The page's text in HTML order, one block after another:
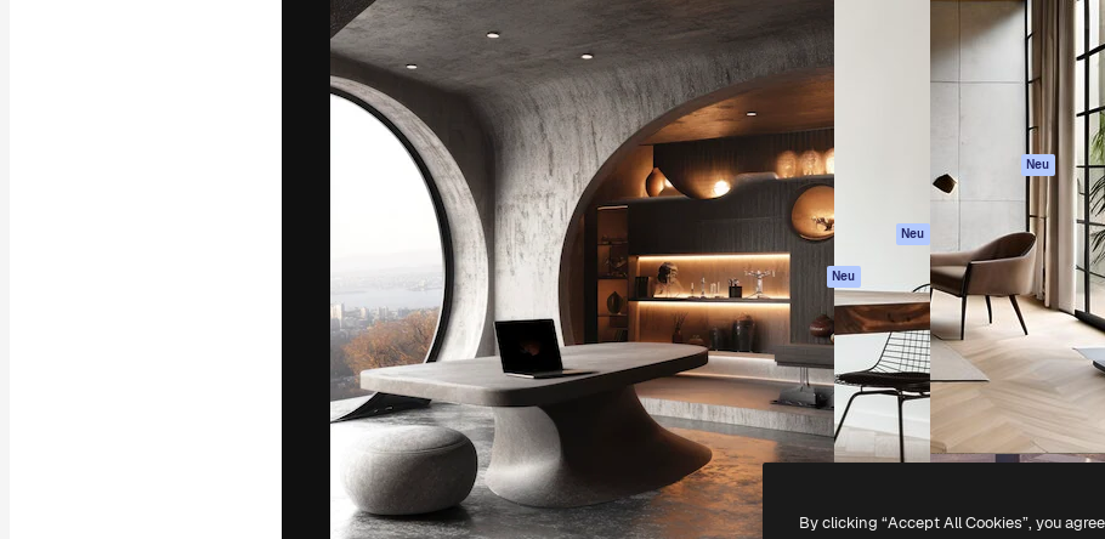
Die kreative Plattform, um deine beste
Arbeit zu verwirklichen. Mehr als 1 Million
Abonnenten unter Kreativen, Unternehmen,
Agenturen und Studios.
Deutsch
KI-Assistent
KI-Bildgenerator
KI-
Stimmengenerator
Stock-Inhalte
MCP für
Claude/ChatGPT
Neu
Agenten Neu
API
Mobile App
Alle Magnific-Tools
Academy
Dokumentation
Support
Neu
Cookie-Richtlinie
Vertrauenszentrum
Partner
Unternehmen
Copyright © 2010- 2026 Freepik Company S.L.U.Alle Rechte vorbehalten.
By clicking “Accept All Cookies”, you